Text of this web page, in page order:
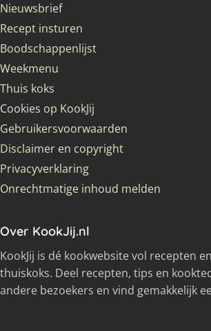
Nieuwsbrief
Recept insturen
Boodschappenlijst
Weekmenu
Thuis koks
Cookies op KookJij
Gebruikersvoorwaarden
Disclaimer en copyright
Privacyverklaring
Onrechtmatige inhoud melden
Over KookJij.nl
KookJij is dé kookwebsite vol recepten
thuiskoks. Deel recepten, tips en
andere bezoekers en vind gemakkelijk